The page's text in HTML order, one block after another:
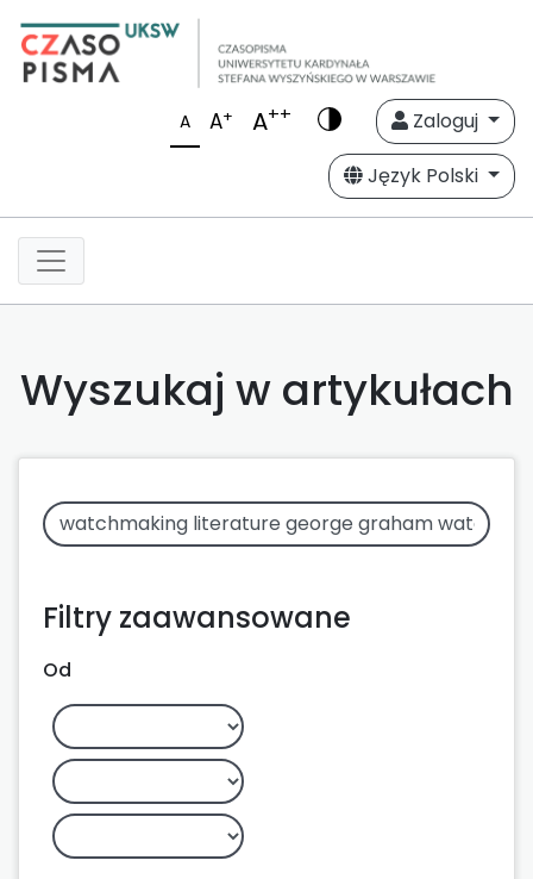
A A+ A++
Zaloguj
Język Polski
Wyszukaj w artykułach
Filtry zaawansowane
Od